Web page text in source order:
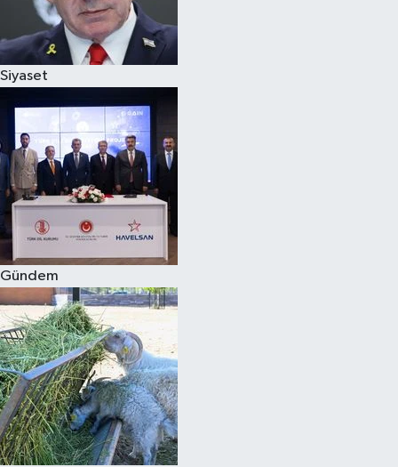
Siyaset
Gündem
Spor
Çocuk
Eğitim
Hava Durumu
Kadın
Kim kimdir?
Kültür Sanat
Sağlık
Siyaset